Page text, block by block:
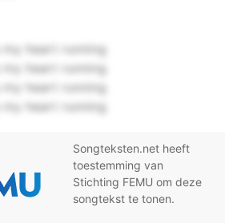
my heart running
my heart running
my heart running
my heart running
Songteksten.net heeft
toestemming van
Stichting FEMU om deze
songtekst te tonen.